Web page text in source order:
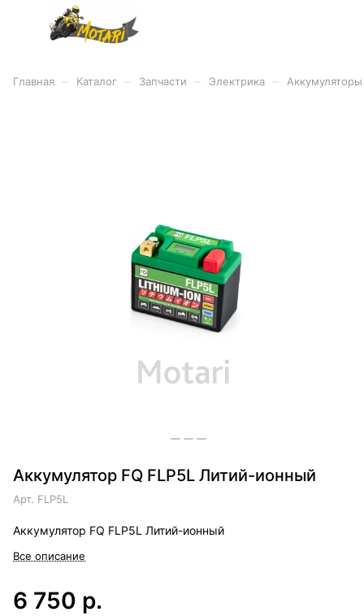
Главная Каталог Запчасти Электрика
Аккумулятор FQ FLP5L Литий-ионный
Арт. FLP5L
Аккумулятор FQ FLP5L Литий-ионный
Все описание
6 750 р.